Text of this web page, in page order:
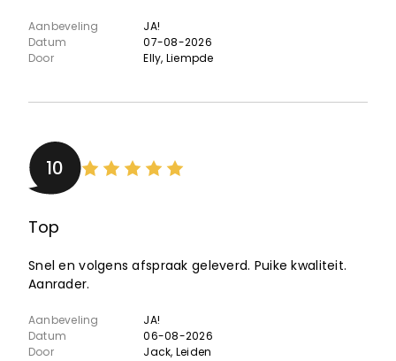
Aanbeveling
JA!
Datum
07-08-2026
Door
Elly, Liempde
10
Top
Snel en volgens afspraak geleverd. Puike kwaliteit.
Aanrader.
Aanbeveling
JA!
Datum
06-08-2026
Door
Jack, Leiden